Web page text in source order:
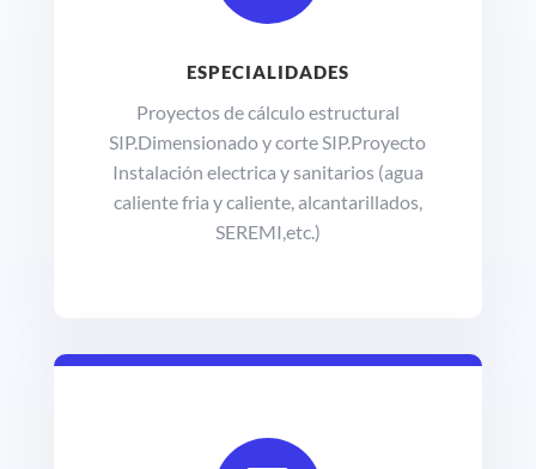
ESPECIALIDADES
Proyectos de cálculo estructural
SIP.Dimensionado y corte SIP.Proyecto
Instalación electrica y sanitarios (agua
caliente fria y caliente, alcantarillados,
SEREMI,etc.)